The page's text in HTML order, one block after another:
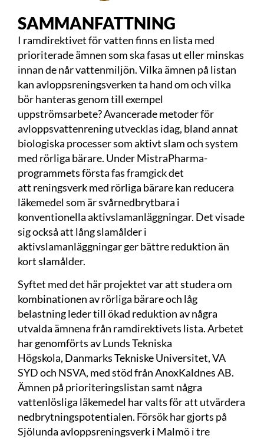
SAMMANFATTNING
I ramdirektivet för vatten finns en lista med
prioriterade ämnen som ska fasas ut eller minskas
innan de når vattenmiljön. Vilka ämnen på listan
kan avloppsreningsverken ta hand om och vilka
bör hanteras genom till exempel
uppströmsarbete? Avancerade metoder för
avloppsvattenrening utvecklas idag, bland annat
biologiska processer som aktivt slam och system
med rörliga bärare. Under MistraPharma-
programmets första fas framgick det
att reningsverk med rörliga bärare kan reducera
läkemedel som är svårnedbrytbara i
konventionella aktivslamanläggningar. Det visade
sig också att lång slamålder i
aktivslamanläggningar ger bättre reduktion än
kort slamålder.
Syftet med det här projektet var att studera om
kombinationen av rörliga bärare och låg
belastning leder till ökad reduktion av några
utvalda ämnena från ramdirektivets lista. Arbetet
har genomförts av Lunds Tekniska
Högskola, Danmarks Tekniske Universitet, VA
SYD och NSVA, med stöd från AnoxKaldnes AB.
Ämnen på prioriteringslistan samt några
vattenlösliga läkemedel har valts för att utvärdera
nedbrytningspotentialen. Försök har gjorts på
Sjölunda avloppsreningsverk i Malmö i tre